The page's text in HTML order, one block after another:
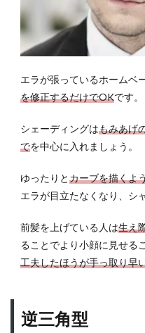
エラが張っているホームベ
を修正するだけでOKです。
シェーディングはもみあげ
でを中心に入れましょう。
ゆったりとカーブを描くよ
エラが目立たなくなり、シ
前髪を上げている人は生え
ることでより小顔に見せる
工夫したほうが手っ取り早
逆三角型